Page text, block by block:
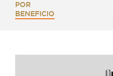
POR
BENEFICIO